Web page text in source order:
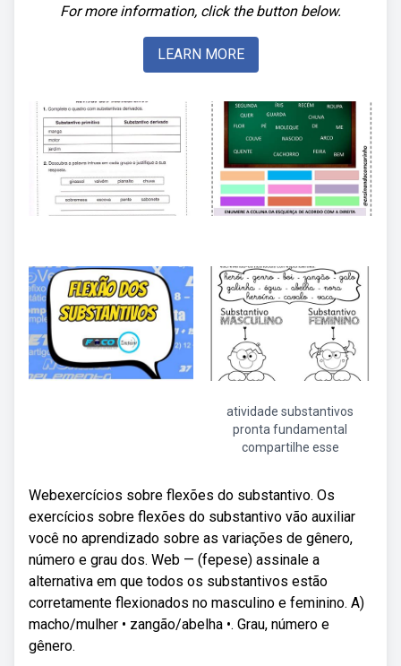
For more information, click the button below.
LEARN MORE
atividade substantivos
pronta fundamental
compartilhe esse
Webexercícios sobre flexões do substantivo. Os
exercícios sobre flexões do substantivo vão auxiliar
você no aprendizado sobre as variações de gênero,
número e grau dos. Web — (fepese) assinale a
alternativa em que todos os substantivos estão
corretamente flexionados no masculino e feminino. A)
macho/mulher • zangão/abelha •. Grau, número e
gênero.